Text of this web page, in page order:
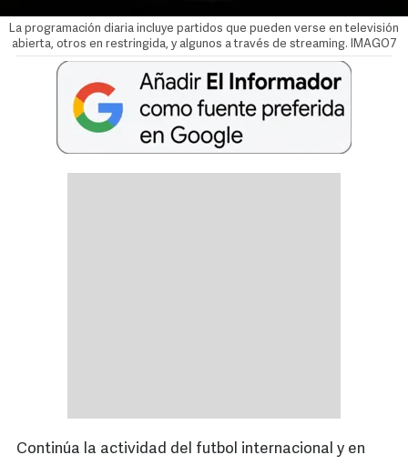
La programación diaria incluye partidos que pueden verse en televisión
abierta, otros en restringida, y algunos a través de streaming. IMAGO7
Continúa la actividad del futbol internacional y en